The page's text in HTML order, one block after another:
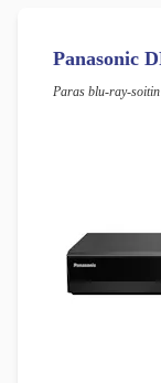
Panasonic
Paras blu-ray-